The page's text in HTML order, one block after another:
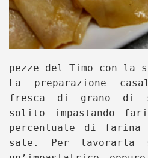
pezze del Timo con la
La preparazione
fresca di grano di
solito impastando
percentuale di farina
sale.
Per